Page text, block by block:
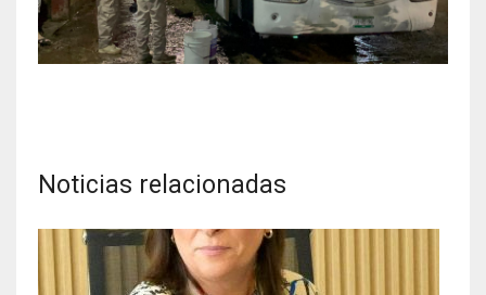
Noticias relacionadas